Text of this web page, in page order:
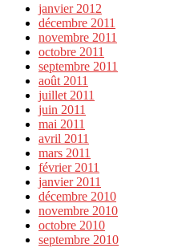
janvier 2012
décembre 2011
novembre 2011
octobre 2011
septembre 2011
août 2011
juillet 2011
juin 2011
mai 2011
avril 2011
mars 2011
février 2011
janvier 2011
décembre 2010
novembre 2010
octobre 2010
septembre 2010